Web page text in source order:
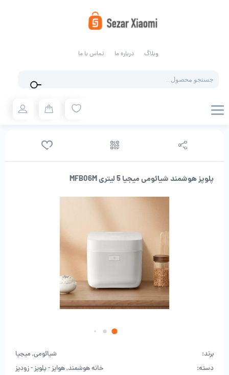
وبلاگ درباره ما تماس با ما
search
پلوپز هوشمند شیائومی میجیا 5 لیتری MFB06M
برند: شیائومی, میجیا
دسته:
خانه هوشمند,هواپز - پلوپز - زودپز